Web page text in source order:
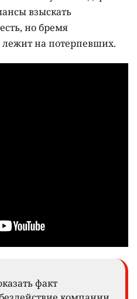
взыскать
но бремя
на потерпевших.
факт